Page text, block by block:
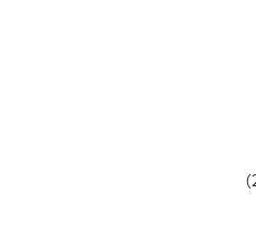
（